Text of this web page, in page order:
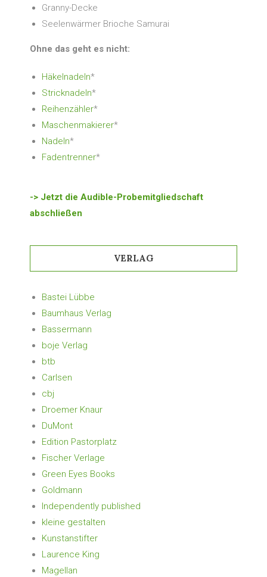
Granny-Decke
Seelenwärmer Brioche Samurai
Ohne das geht es nicht:
Häkelnadeln*
Stricknadeln*
Reihenzähler*
Maschenmakierer*
Nadeln*
Fadentrenner*
-> Jetzt die Audible-Probemitgliedschaft
abschließen
VERLAG
Bastei Lübbe
Baumhaus Verlag
Bassermann
boje Verlag
btb
Carlsen
cbj
Droemer Knaur
DuMont
Edition Pastorplatz
Fischer Verlage
Green Eyes Books
Goldmann
Independently published
kleine gestalten
Kunstanstifter
Laurence King
Magellan